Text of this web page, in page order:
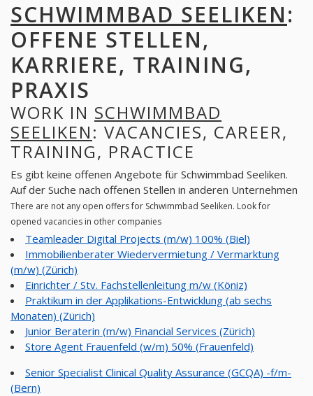
SCHWIMMBAD SEELIKEN:
OFFENE STELLEN,
KARRIERE, TRAINING,
PRAXIS
WORK IN SCHWIMMBAD
SEELIKEN: VACANCIES, CAREER,
TRAINING, PRACTICE
Es gibt keine offenen Angebote für Schwimmbad Seeliken.
Auf der Suche nach offenen Stellen in anderen Unternehmen
There are not any open offers for Schwimmbad Seeliken. Look for
opened vacancies in other companies
Teamleader Digital Projects (m/w) 100% (Biel)
Immobilienberater Wiedervermietung / Vermarktung
(m/w) (Zürich)
Einrichter / Stv. Fachstellenleitung m/w (Köniz)
Praktikum in der Applikations-Entwicklung (ab sechs
Monaten) (Zürich)
Junior Beraterin (m/w) Financial Services (Zürich)
Store Agent Frauenfeld (w/m) 50% (Frauenfeld)
Senior Specialist Clinical Quality Assurance (GCQA) -f/m-
(Bern)